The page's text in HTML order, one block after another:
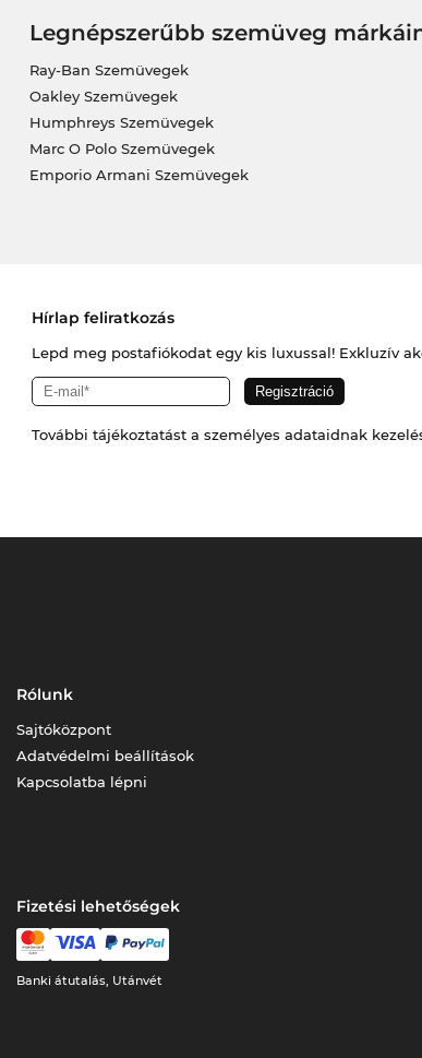
Legnépszerűbb szemüveg
Ray-Ban Szemüvegek
Oakley Szemüvegek
Humphreys Szemüvegek
Marc O Polo Szemüvegek
Emporio Armani Szemüvegek
Hírlap feliratkozás
Lepd meg postafiókodat egy kis luxussal! Exkluzív
További tájékoztatást a személyes adataidnak
Rólunk
Sajtóközpont
Adatvédelmi beállítások
Kapcsolatba lépni
Fizetési lehetőségek
Banki átutalás, Utánvét